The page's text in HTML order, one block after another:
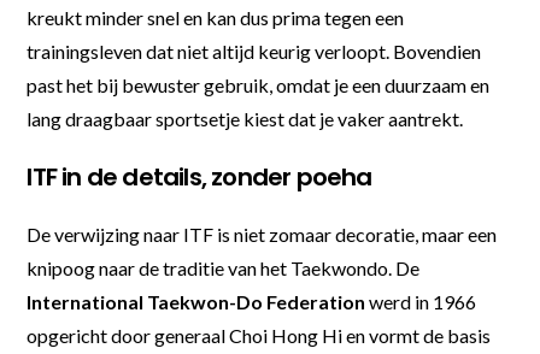
kreukt minder snel en kan dus prima tegen een
trainingsleven dat niet altijd keurig verloopt. Bovendien
past het bij bewuster gebruik, omdat je een duurzaam en
lang draagbaar sportsetje kiest dat je vaker aantrekt.
ITF in de details, zonder poeha
De verwijzing naar ITF is niet zomaar decoratie, maar een
knipoog naar de traditie van het Taekwondo. De
International Taekwon-Do Federation werd in 1966
opgericht door generaal Choi Hong Hi en vormt de basis